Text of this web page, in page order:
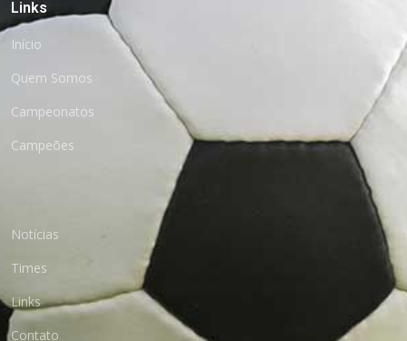
Links
Início
Quem Somos
Campeonatos
Campeões
Notícias
Times
Links
Contato